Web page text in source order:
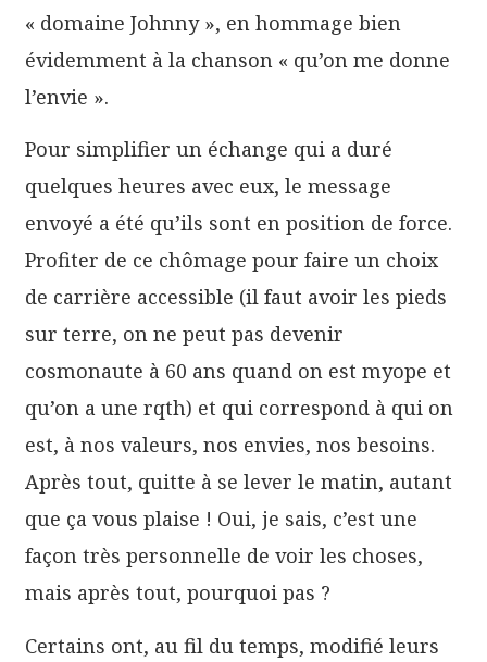
« domaine Johnny », en hommage bien
évidemment à la chanson « qu’on me donne
l’envie ».
Pour simplifier un échange qui a duré
quelques heures avec eux, le message
envoyé a été qu’ils sont en position de force.
Profiter de ce chômage pour faire un choix
de carrière accessible (il faut avoir les pieds
sur terre, on ne peut pas devenir
cosmonaute à 60 ans quand on est myope et
qu’on a une rqth) et qui correspond à qui on
est, à nos valeurs, nos envies, nos besoins.
Après tout, quitte à se lever le matin, autant
que ça vous plaise ! Oui, je sais, c’est une
façon très personnelle de voir les choses,
mais après tout, pourquoi pas ?
Certains ont, au fil du temps, modifié leurs